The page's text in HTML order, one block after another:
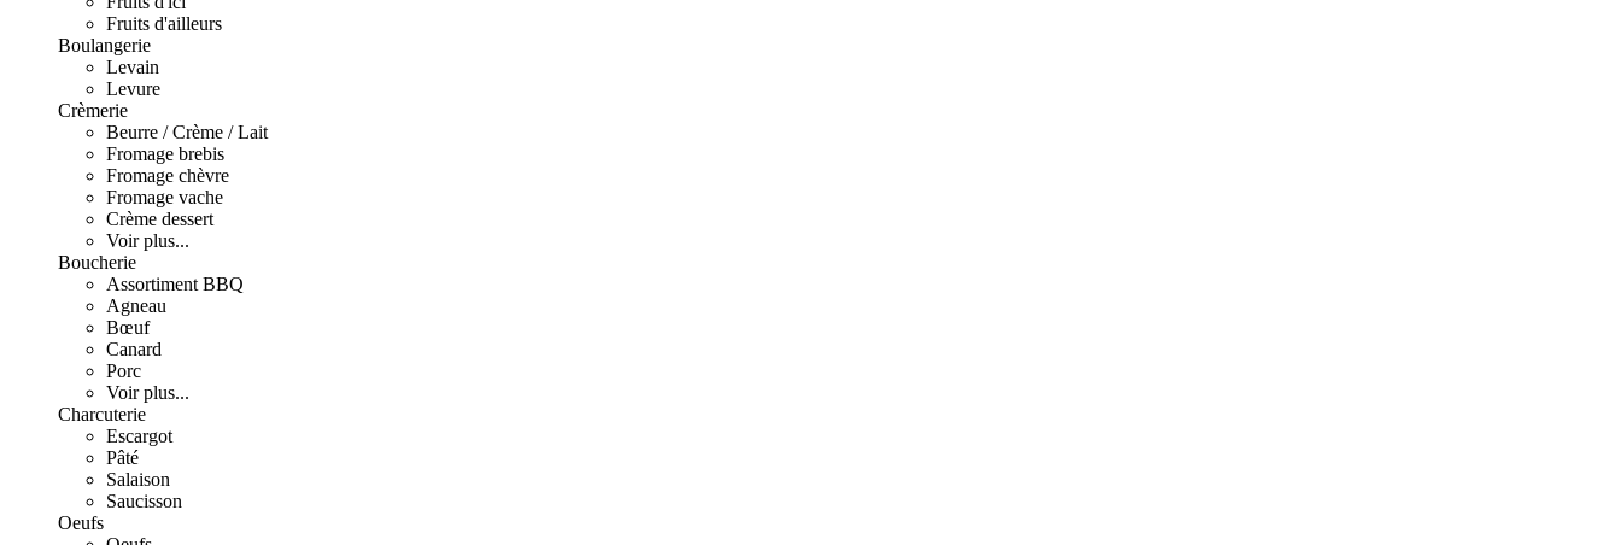
Fruits d'ailleurs
Boulangerie
Levain
Levure
Crèmerie
Beurre / Crème / Lait
Fromage brebis
Fromage chèvre
Fromage vache
Crème dessert
Voir plus...
Boucherie
Assortiment BBQ
Agneau
Bœuf
Canard
Porc
Voir plus...
Charcuterie
Escargot
Pâté
Salaison
Saucisson
Oeufs